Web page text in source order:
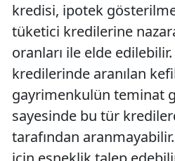
kredisi, ipotek
tüketici kredilerine
oranları ile elde
kredilerinde aranılan
gayrimenkulün teminat
sayesinde bu tür
tarafından